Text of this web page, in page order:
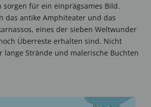
sorgen für ein einprägsames Bild.
das antike Amphiteater und das
eines der sieben Weltwunder
Überreste erhalten sind. Nicht
Strände und malerische Buchten